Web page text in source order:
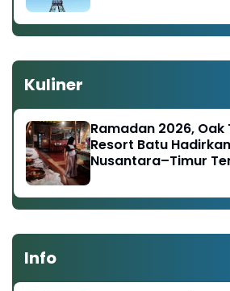
Kuliner
Ramadan 2026,
Resort Batu
Nusantara–Timur
Info